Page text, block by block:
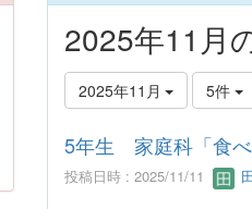
2025年11月
2025年11月 5件
5年生 家庭科「食べ
投稿日時 : 2025/11/11